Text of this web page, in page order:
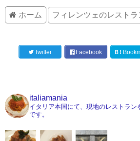
ホーム フィレンツェのレストラ
Twitter Facebook Ｂ!
italiamania
イタリア本国にて、現地のレストラン
です。